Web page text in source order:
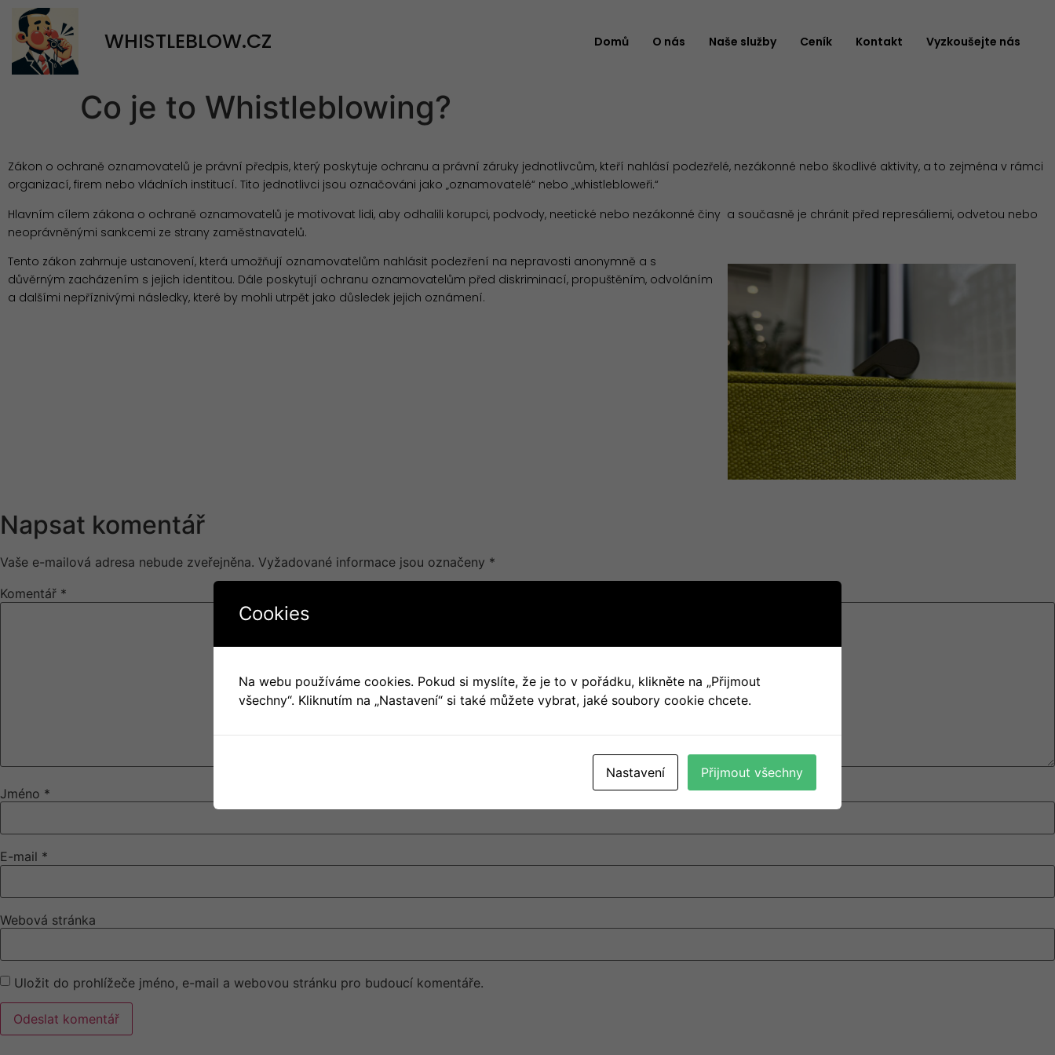
WHISTLEBLOW.CZ Domů O nás Naše služby Ceník Kontakt Vyzkoušejte nás
Co je to Whistleblowing?
Zákon o ochraně oznamovatelů je právní předpis, který poskytuje ochranu a právní záruky jednotlivcům, kteří nahlásí podezřelé, nezákonné nebo škodlivé aktivity, a to zejména v rámci
organizací, firem nebo vládních institucí. Tito jednotlivci jsou označováni jako „oznamovatelé“ nebo „whistlebloweři.“
Hlavním cílem zákona o ochraně oznamovatelů je motivovat lidi, aby odhalili korupci, podvody, neetické nebo nezákonné činy a současně je chránit před represáliemi, odvetou nebo
neoprávněnými sankcemi ze strany zaměstnavatelů.
Tento zákon zahrnuje ustanovení, která umožňují oznamovatelům nahlásit podezření na nepravosti anonymně a s
důvěrným zacházením s jejich identitou. Dále poskytují ochranu oznamovatelům před diskriminací, propuštěním, odvoláním
a dalšími nepříznivými následky, které by mohli utrpět jako důsledek jejich oznámení.
Napsat komentář
Vaše e-mailová adresa nebude zveřejněna. Vyžadované informace jsou označeny *
Komentář *
Jméno *
E-mail *
Webová stránka
Uložit do prohlížeče jméno, e-mail a webovou stránku pro budoucí komentáře.
Cookies
Na webu používáme cookies. Pokud si myslíte, že je to v pořádku, klikněte na „Přijmout
všechny“. Kliknutím na „Nastavení“ si také můžete vybrat, jaké soubory cookie chcete.
Nastavení Přijmout všechny